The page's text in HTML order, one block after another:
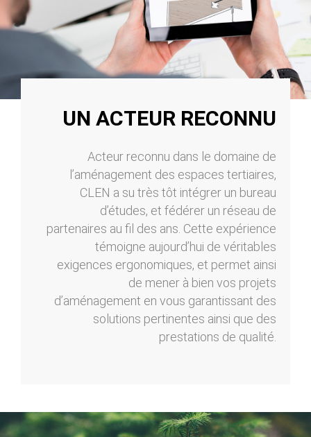
UN ACTEUR RECONNU
Acteur reconnu dans le domaine de
l’aménagement des espaces tertiaires,
CLEN a su très tôt intégrer un bureau
d’études, et fédérer un réseau de
partenaires au fil des ans. Cette expérience
témoigne aujourd’hui de véritables
exigences ergonomiques, et permet ainsi
de mener à bien vos projets
d’aménagement en vous garantissant des
solutions pertinentes ainsi que des
prestations de qualité.